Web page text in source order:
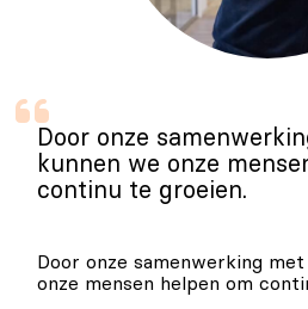
Door onze
kunnen we onze
continu te groeien.
Door onze samenwerking
onze mensen helpen om